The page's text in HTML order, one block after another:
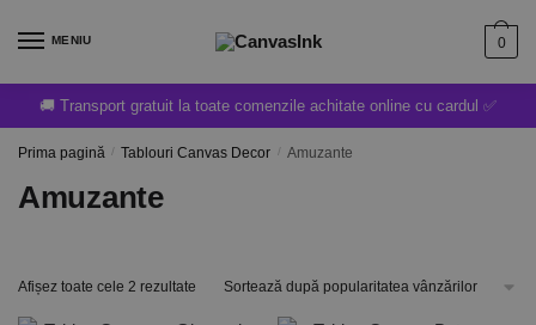
MENIU 0
🚚 Transport gratuit la toate comenzile achitate online cu cardul ✅
Prima pagină / Tablouri Canvas Decor / Amuzante
Amuzante
Afișez toate cele 2 rezultate